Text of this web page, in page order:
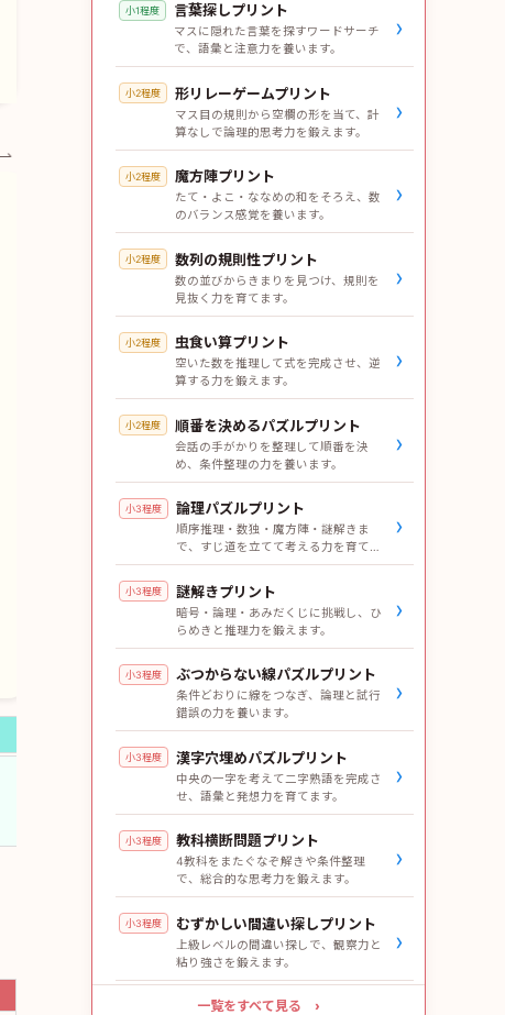
50代女性
やっていて良い噂だったからです。元々、おとなしい性格で塾
に通って学習するタイプではなかったので、教材が自宅に届い
て自学自習する息子にはピッタリでした。内容やスピードも無
理が無く学校の学習内容に沿っていたので、より分かりやすか
ったようです。解答のコメントもとても丁寧で詳しく説明され
ていたので、学校で分からない所も教材で解決出来ていまし
た。更に、塾に行かせるよりも価格も良心的だったので大変助
かりました。結果、中間期末テスト等8割から9割は点が採れ
ていました。3年間継続していたので、県立高校入試も安心し
て受験し合格出来ました。改善点としては、継続して受講した
場合少し割引等あればとても有難いと思います。
小1程度 言葉探しプリント
マスに隠れた言葉を探すワードサーチ
で、語彙と注意力を養います。
›
小2程度 形リレーゲームプリント
マス目の規則から空欄の形を当て、計
算なしで論理的思考力を鍛えます。
›
小2程度 魔方陣プリント
たて・よこ・ななめの和をそろえ、数
のバランス感覚を養います。
›
小2程度 数列の規則性プリント
数の並びからきまりを見つけ、規則を
見抜く力を育てます。
›
小2程度 虫食い算プリント
空いた数を推理して式を完成させ、逆
算する力を鍛えます。
›
小2程度 順番を決めるパズルプリント
会話の手がかりを整理して順番を決
め、条件整理の力を養います。
›
小3程度 論理パズルプリント
順序推理・数独・魔方陣・謎解きま
で、すじ道を立てて考える力を育てま
す。
›
小3程度 謎解きプリント
暗号・論理・あみだくじに挑戦し、ひ
らめきと推理力を鍛えます。
›
小3程度 ぶつからない線パズルプリント
条件どおりに線をつなぎ、論理と試行
錯誤の力を養います。
›
小3程度 漢字穴埋めパズルプリント
中央の一字を考えて二字熟語を完成さ
せ、語彙と発想力を育てます。
›
小3程度 教科横断問題プリント
4教科をまたぐなぞ解きや条件整理
で、総合的な思考力を鍛えます。
›
小3程度 むずかしい間違い探しプリント
上級レベルの間違い探しで、観察力と
粘り強さを鍛えます。
›
一覧をすべて見る ›